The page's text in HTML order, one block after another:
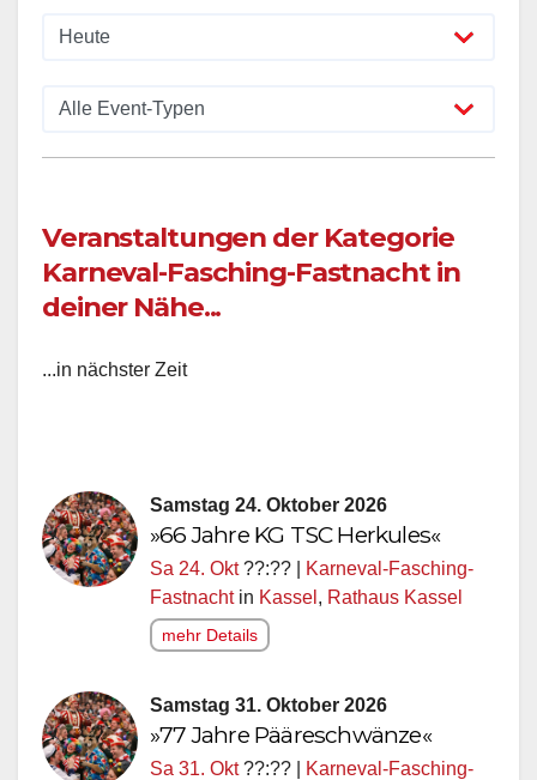
Veranstaltungen der Kategorie
Karneval-Fasching-Fastnacht in
deiner Nähe...
...in nächster Zeit
Samstag 24. Oktober 2026
»66 Jahre KG TSC Herkules«
Sa 24. Okt??:?? |
Karneval-Fasching-
Fastnachtin Kassel , Rathaus Kassel
mehr Details
Samstag 31. Oktober 2026
»77 Jahre Pääreschwänze«
Sa 31. Okt??:?? |
Karneval-Fasching-